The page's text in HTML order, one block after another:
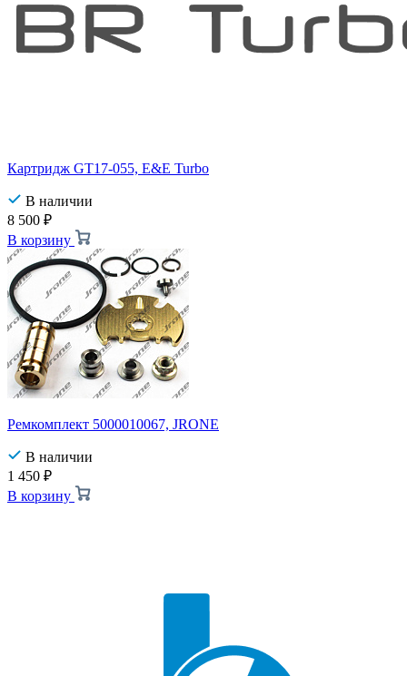
Картридж GT17-055, E&E Turbo
В наличии
8 500 ₽
В корзину
Ремкомплект 5000010067, JRONE
В наличии
1 450 ₽
В корзину